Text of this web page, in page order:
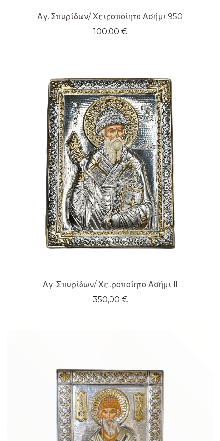
Αγ. Σπυρίδων/ Χειροποίητο Ασήμι 950
100,00 €
Αγ. Σπυρίδων/ Χειροποίητο Ασήμι ΙΙ
350,00 €